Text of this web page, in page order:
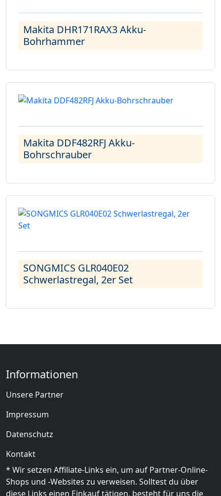
Makita DHR171RAX3 Akku-
Bohrhammer
Makita DDF482RFJ Akku-
Bohrschrauber
SONGMICS GLR040E02
Schwerlastregal, 2er Set
Informationen
Unsere Partner
Impressum
Datenschutz
Kontakt
* Wir setzen Affiliate-Links ein, um auf Partner-Online-
Shops und -Websites zu verweisen. Solltest du über
diese Links einen Einkauf tätigen, besteht für uns die